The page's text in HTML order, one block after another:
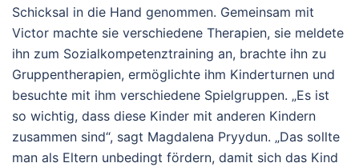
Schicksal in die Hand genommen. Gemeinsam mit
Victor machte sie verschiedene Therapien, sie meldete
ihn zum Sozialkompetenztraining an, brachte ihn zu
Gruppentherapien, ermöglichte ihm Kinderturnen und
besuchte mit ihm verschiedene Spielgruppen. „Es ist
so wichtig, dass diese Kinder mit anderen Kindern
zusammen sind“, sagt Magdalena Pryydun. „Das sollte
man als Eltern unbedingt fördern, damit sich das Kind